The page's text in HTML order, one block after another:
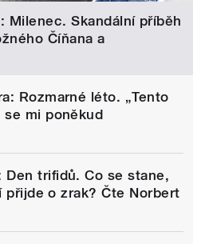
Milenec. Skandální příběh
Číňana a
Rozmarné léto. „Tento
se mi poněkud
Den trifidů. Co se stane,
přijde o zrak? Čte Norbert